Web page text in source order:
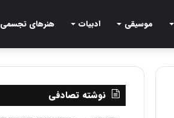
موسیقی ادبیات هنرهای تجسمی
نوشته تصادفی